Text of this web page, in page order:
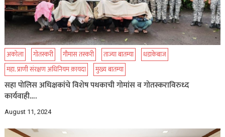
अकोला गोतस्करी गौमास तस्करी ताज्या बातम्या
धडाकेबाज
महा. प्राणी संरक्षण अधिनियम क़ायदा
मुख्य बातम्या
सहा पोलिस अधिक्षकांचे विशेष पथकाची गोमांस व गोतस्कराविरुध्द
कार्यवाही….
August 11, 2024